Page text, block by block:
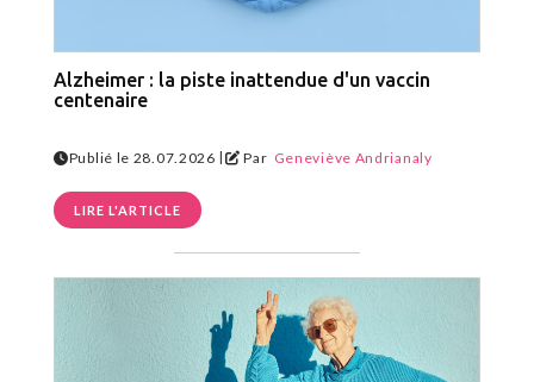
Alzheimer : la piste inattendue d'un vaccin
centenaire
Publié le 28.07.2026 | Par Geneviève Andrianaly
LIRE L'ARTICLE